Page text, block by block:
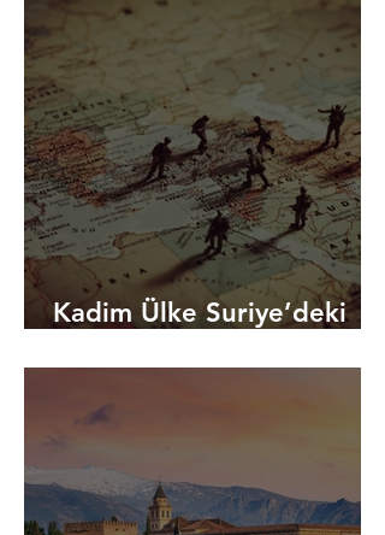
Kadim Ülke Suriye’deki